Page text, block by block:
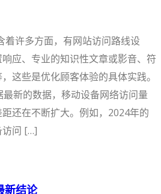
着许多方面，有网站访问路线设
应、专业的知识性文章或影音、符
这些是优化顾客体验的具体实践。
最新的数据，移动设备网络访问量
还在不断扩大。例如，2024年的
访问 […]
新结论